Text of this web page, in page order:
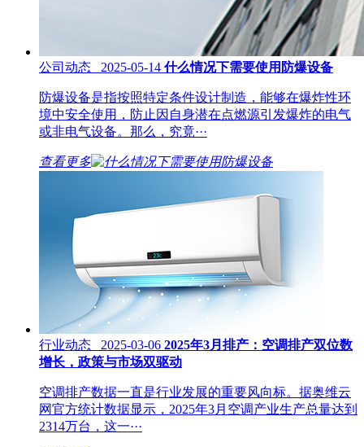
公司动态 2025-05-14 什么情况下需要使用防爆设备
防爆设备是指按照特定条件设计制造，能够在爆炸性环
境中安全使用，防止因自身潜在点燃源引发爆炸的电气
或非电气设备。那么，究竟···
查看更多
行业动态 2025-03-06 2025年3月排产：空调排产双位数
增长，政策与市场双驱动
空调排产数据一直是行业发展的重要风向标。据奥维云
网官方统计数据显示，2025年3月空调产业生产总量达到
2314万台，这一···